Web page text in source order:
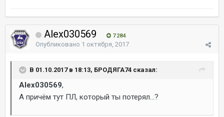
Alex030569 7 284
Опубликовано 1 октября, 2017
В 01.10.2017 в 18:13, БРОДЯГА74 сказал:
Alex030569,
А причём тут ПЛ, который ты потерял...?